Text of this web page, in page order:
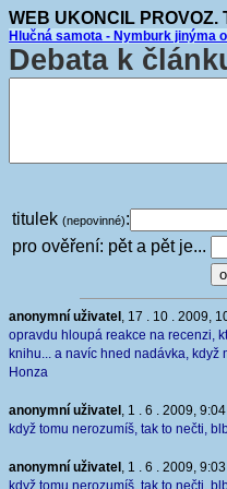
WEB UKONCIL PROVOZ.
Hlučná samota - Nymburk jinýma
Debata k
titulek (nepovinné):
pro ověření: pět a pět je...
anonymní uživatel , 17 . 10 . 2009,
opravdu hloupá reakce na recenzi,
knihu... a navíc hned nadávka, když
Honza
anonymní uživatel , 1 . 6 . 2009, 9:04
když tomu nerozumíš, tak to nečti,
anonymní uživatel , 1 . 6 . 2009, 9:03
když tomu nerozumíš, tak to nečti,